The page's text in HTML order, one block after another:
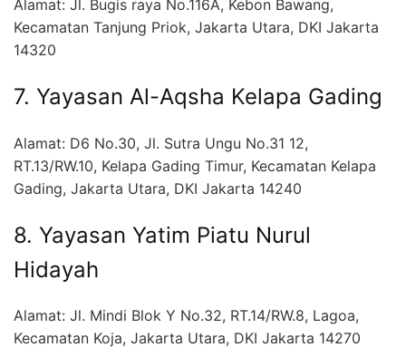
Alamat: Jl. Bugis raya No.116A, Kebon Bawang,
Kecamatan Tanjung Priok, Jakarta Utara, DKI Jakarta
14320
7. Yayasan Al-Aqsha Kelapa Gading
Alamat: D6 No.30, Jl. Sutra Ungu No.31 12,
RT.13/RW.10, Kelapa Gading Timur, Kecamatan Kelapa
Gading, Jakarta Utara, DKI Jakarta 14240
8. Yayasan Yatim Piatu Nurul
Hidayah
Alamat: Jl. Mindi Blok Y No.32, RT.14/RW.8, Lagoa,
Kecamatan Koja, Jakarta Utara, DKI Jakarta 14270